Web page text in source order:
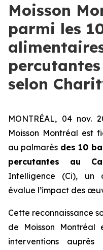
Moisson
parmi les
selon
MONTRÉAL, 04 nov.
Moisson Montréal est
au palmarès des 10
percutantes au
Intelligence (Ci), un
évalue l’impact des
Cette reconnaissance
de Moisson
interventions auprès